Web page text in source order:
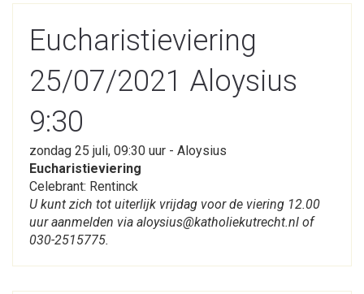
Eucharistieviering
25/07/2021 Aloysius
9:30
zondag 25 juli, 09:30 uur - Aloysius
Eucharistieviering
Celebrant: Rentinck
U kunt zich tot uiterlijk vrijdag voor de viering 12.00
uur aanmelden via aloysius@katholiekutrecht.nl of
030-2515775.